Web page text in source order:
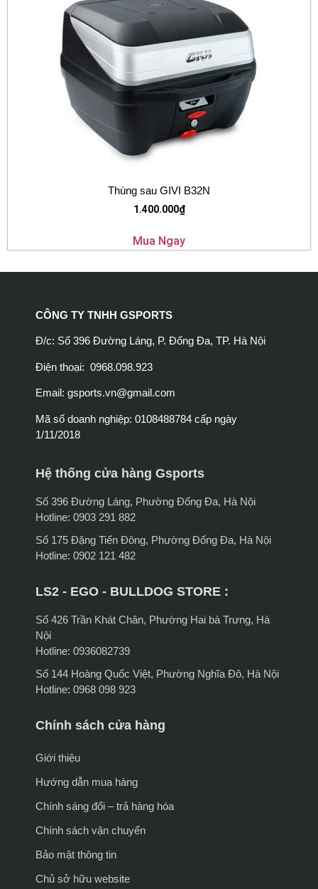
Thùng sau GIVI B32N
1.400.000₫
Mua Ngay
CÔNG TY TNHH GSPORTS
Đ/c: Số 396 Đường Láng, P. Đống Đa, TP. Hà Nội
Điện thoại: 0968.098.923
Email: gsports.vn@gmail.com
Mã số doanh nghiệp: 0108488784 cấp ngày
1/11/2018
Hệ thống cửa hàng Gsports
Số 396 Đường Láng, Phường Đống Đa, Hà Nội
Hotline: 0903 291 882
Số 175 Đặng Tiến Đông, Phường Đống Đa, Hà Nội
Hotline: 0902 121 482
LS2 - EGO - BULLDOG STORE :
Số 426 Trần Khát Chân, Phường Hai bà Trưng, Hà
Nội
Hotline: 0936082739
Số 144 Hoàng Quốc Việt, Phường Nghĩa Đô, Hà Nội
Hotline: 0968 098 923
Chính sách cửa hàng
Giới thiệu
Hướng dẫn mua hàng
Chính sáng đổi – trả hàng hóa
Chính sách vận chuyển
Bảo mật thông tin
Chủ sở hữu website